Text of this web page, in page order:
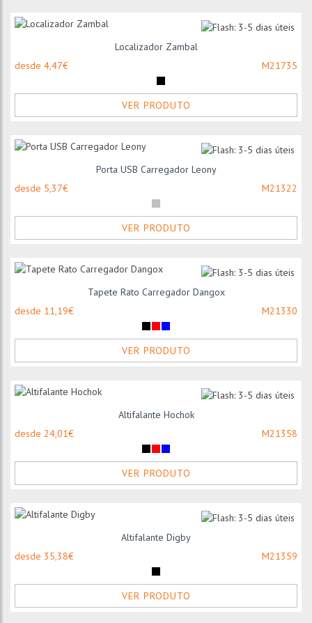
Localizador Zambal
desde 4,47€
M21735
VER PRODUTO
Porta USB Carregador Leony
desde 5,37€
M21322
VER PRODUTO
Tapete Rato Carregador Dangox
desde 11,19€
M21330
VER PRODUTO
Altifalante Hochok
desde 24,01€
M21358
VER PRODUTO
Altifalante Digby
desde 35,38€
M21359
VER PRODUTO